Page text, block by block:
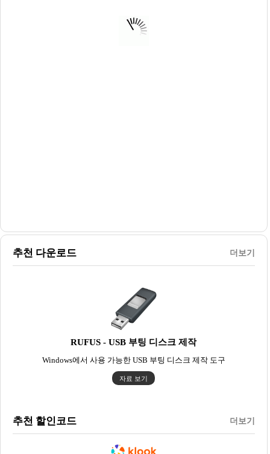
추천 다운로드 더보기
RUFUS - USB 부팅 디스크 제작
Windows에서 사용 가능한 USB 부팅 디스크 제작 도구
자료 보기
추천 할인코드 더보기